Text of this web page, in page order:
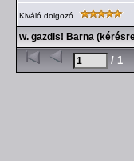
Kiváló dolgozó
w. gazdis! Barna
/ 1